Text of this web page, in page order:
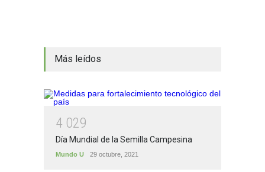
Más leídos
4 029
Día Mundial de la Semilla Campesina
Mundo U 29 octubre, 2021